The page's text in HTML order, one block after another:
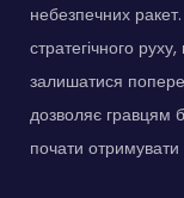
небезпечних
стратегічного
залишатися
дозволяє гравцям
почати